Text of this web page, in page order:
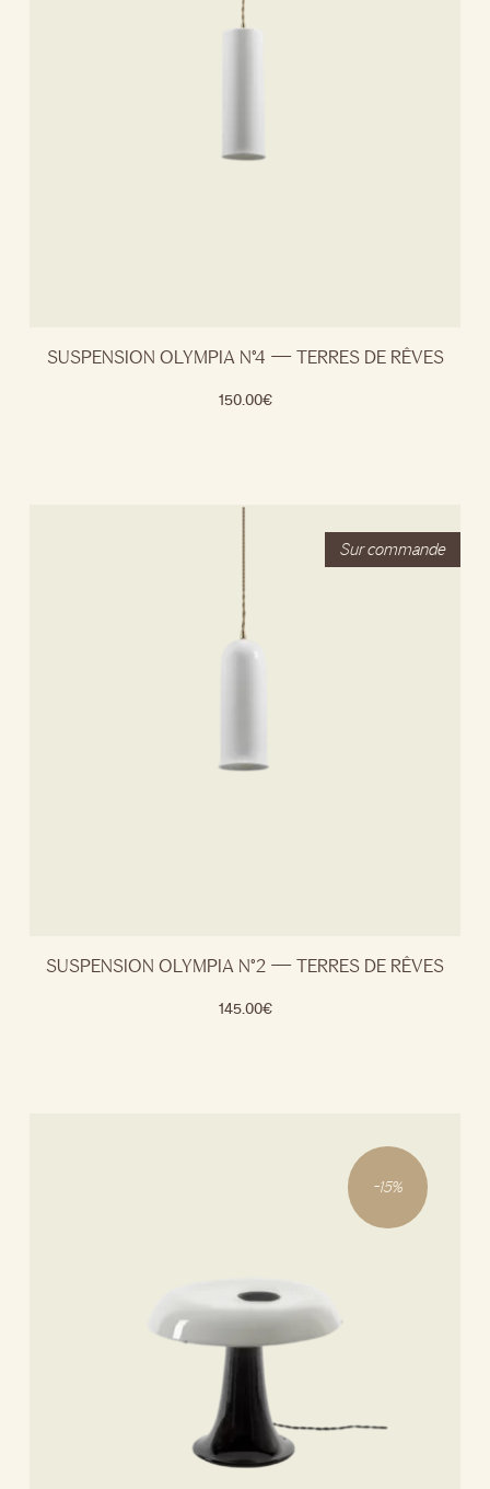
SUSPENSION OLYMPIA N°4 — TERRES DE RÊVES
150.00€
SUSPENSION OLYMPIA N°2 — TERRES DE RÊVES
145.00€
-15%